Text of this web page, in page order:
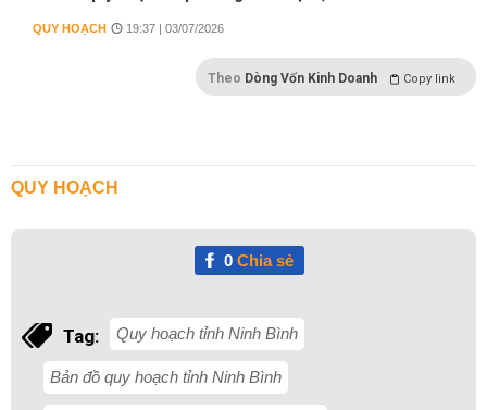
QUY HOẠCH 19:37 | 03/07/2026
Theo Dòng Vốn Kinh Doanh Copy link
QUY HOẠCH
0Chia sẻ
Tag: Quy hoạch tỉnh Ninh Bình
Bản đồ quy hoạch tỉnh Ninh Bình